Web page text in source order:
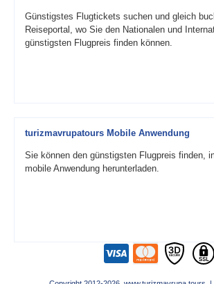
Günstigstes Flugtickets suchen und gleich
Reiseportal, wo Sie den Nationalen und
günstigsten Flugpreis finden können.
turizmavrupatours Mobile Anwendung
Sie können den günstigsten Flugpreis finden,
mobile Anwendung herunterladen.